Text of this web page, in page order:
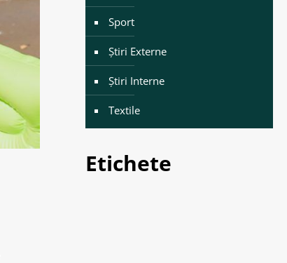
Sport
Știri Externe
Știri Interne
Textile
Etichete